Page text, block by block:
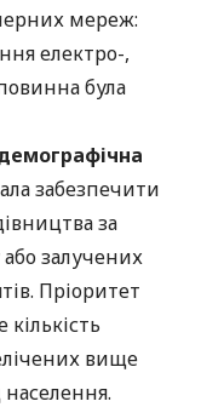
мереж:
електро-,
була
забезпечити
за
залучених
Пріоритет
вище